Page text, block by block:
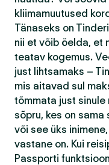
kliimamuutused
Tänaseks on
nii et võib öelda, et
teatav kogemus.
just lihtsamaks –
mis aitavad sul
tõmmata just
sõpru, kes on
või see üks
vastane on. Kui
Passporti